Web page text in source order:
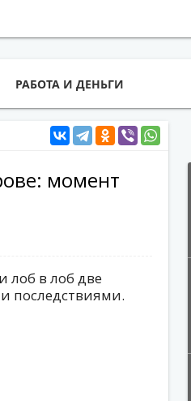
РАБОТА И ДЕНЬГИ
момент
лоб в лоб две
последствиями.